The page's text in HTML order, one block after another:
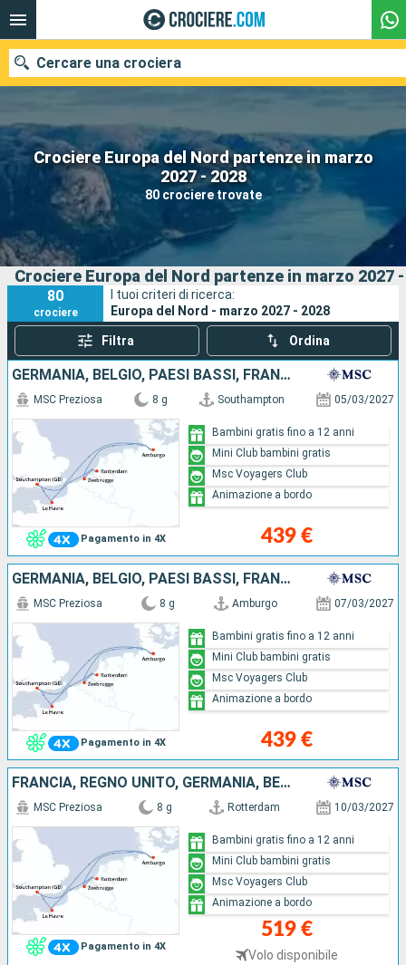
Crociere Europa del Nord partenze in marzo
2027 - 2028
80 crociere trovate
Cercare una crociera
Le nostre destinazioni
Mesi di partenza
Porti
Ricerca
Crociere Europa del Nord partenze in marzo 2027 -
80
crociere
I tuoi criteri di ricerca:
Europa del Nord - marzo 2027 - 2028
Filtra Ordina
GERMANIA, BELGIO, PAESI BASSI, FRANCIA, REGNO UNITO
Pagamento in 4X
MSC Preziosa 8 g Southampton 05/03/2027
439 €
Bambini gratis fino a 12 anni
Mini Club bambini gratis
Msc Voyagers Club
Animazione a bordo
GERMANIA, BELGIO, PAESI BASSI, FRANCIA, REGNO UNITO
Pagamento in 4X
MSC Preziosa 8 g Amburgo 07/03/2027
439 €
Bambini gratis fino a 12 anni
Mini Club bambini gratis
Msc Voyagers Club
Animazione a bordo
FRANCIA, REGNO UNITO, GERMANIA, BELGIO, PAESI BASSI
Pagamento in 4X
MSC Preziosa 8 g Rotterdam 10/03/2027
519 €
Volo disponibile
Bambini gratis fino a 12 anni
Mini Club bambini gratis
Msc Voyagers Club
Animazione a bordo